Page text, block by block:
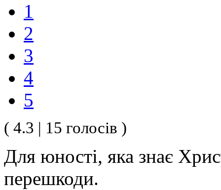
1
2
3
4
5
( 4.3 | 15 голосів )
Для юності, яка знає
перешкоди.